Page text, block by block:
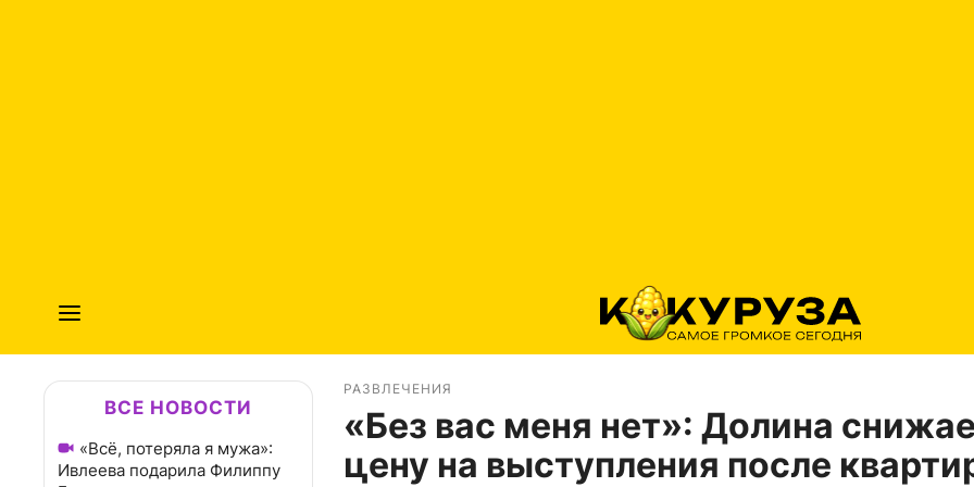
ВСЕ НОВОСТИ
«Всё, потеряла я мужа»:
Ивлеева подарила Филиппу
РАЗВЛЕЧЕНИЯ
«Без вас меня нет»: Долина
цену на выступления после